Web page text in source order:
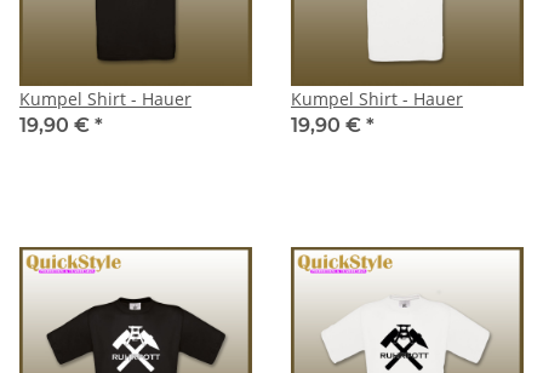
Kumpel Shirt - Hauer
19,90 € *
Kumpel Shirt - Hauer
19,90 € *